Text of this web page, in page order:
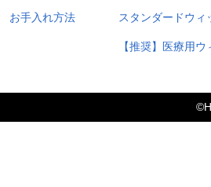
お手入れ方法 スタンダードウィ
【推奨】医療用ウ